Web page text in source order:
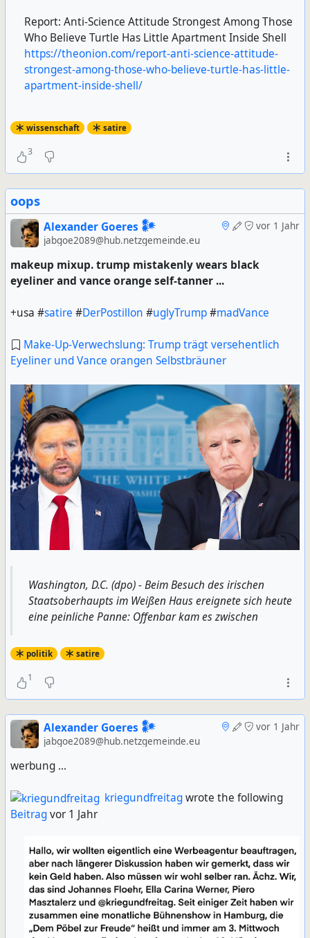
Report: Anti-Science Attitude Strongest Among Those
Who Believe Turtle Has Little Apartment Inside Shell
https://theonion.com/report-anti-science-attitude-
strongest-among-those-who-believe-turtle-has-little-
apartment-inside-shell/
wissenschaft satire
3
oops
vor 1 Jahr
Alexander Goeres 𒀯
jabgoe2089@hub.netzgemeinde.eu
makeup mixup. trump mistakenly wears black
eyeliner and vance orange self-tanner ...
+usa #satire #DerPostillon #uglyTrump#madVance
Make-Up-Verwechslung: Trump trägt versehentlich
Eyeliner und Vance orangen Selbstbräuner
Washington, D.C. (dpo) - Beim Besuch des irischen
Staatsoberhaupts im Weißen Haus ereignete sich heute
eine peinliche Panne: Offenbar kam es zwischen
politik satire
1
vor 1 Jahr
Alexander Goeres 𒀯
jabgoe2089@hub.netzgemeinde.eu
werbung ...
kriegundfreitagwrote the following
Beitragvor 1 Jahr